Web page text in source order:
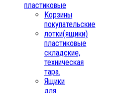
пластиковые
Корзины
покупательские
лотки(ящики)
пластиковые
складские,
техническая
тара.
Ящики
для